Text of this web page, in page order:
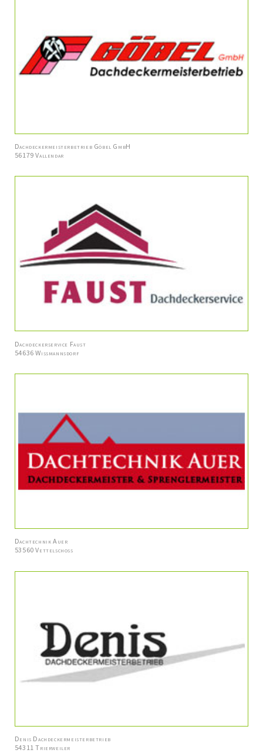
Dachdeckermeisterbetrieb Göbel GmbH
56179 Vallendar
Dachdeckerservice Faust
54636 Wissmannsdorf
Dachtechnik Auer
53560 Vettelschoss
Denis Dachdeckermeisterbetrieb
54311 Trierweiler